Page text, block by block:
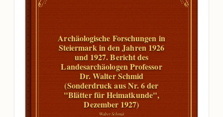
Archäologische Forschungen in
Steiermark in den Jahren 1926
und 1927. Bericht des
Landesarchäologen Professor
Dr. Walter Schmid
(Sonderdruck aus Nr. 6 der
"Blätter für Heimatkunde",
Dezember 1927)
Walter Schmid